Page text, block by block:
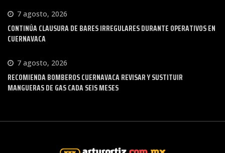
7 agosto, 2026
CONTINÚA CLAUSURA DE BARES IRREGULARES DURANTE OPERATIVOS EN
CUERNAVACA
7 agosto, 2026
RECOMIENDA BOMBEROS CUERNAVACA REVISAR Y SUSTITUIR
MANGUERAS DE GAS CADA SEIS MESES